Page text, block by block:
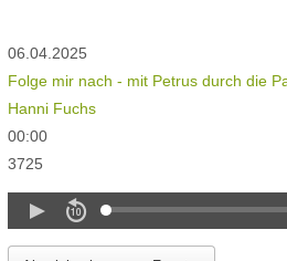
06.04.2025
Folge mir nach - mit Petrus durch die
Hanni Fuchs
00:00
3725